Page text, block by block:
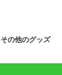
その他のグッズ